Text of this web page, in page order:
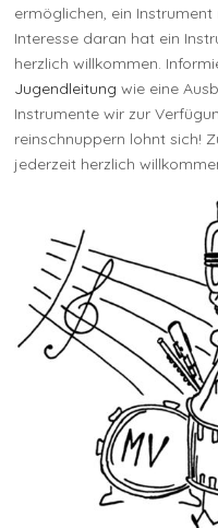
ermöglichen, ein
Interesse daran hat ein
herzlich willkommen.
Jugendleitung wie eine
Instrumente wir zur
reinschnuppern lohnt sich!
jederzeit herzlich